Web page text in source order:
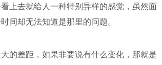
上去就给人一种特别异样的感觉，虽然面
间却无法知道是那里的问题。
的差距，如果非要说有什么变化，那就是